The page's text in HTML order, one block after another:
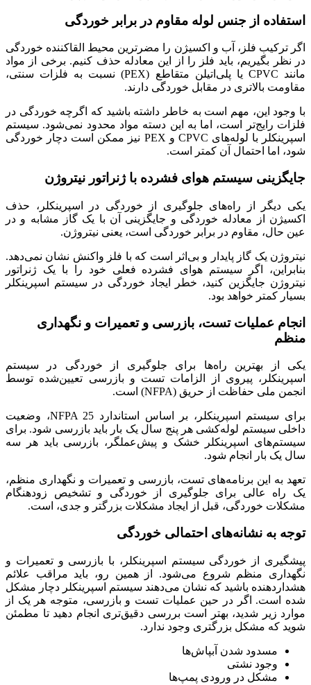
استفاده از جنس لوله مقاوم در برابر خوردگی
اگر ترکیب فلز، آب و اکسیژن را مضرترین محیط القاکننده خوردگی
در نظر بگیریم، باید فلز را از این معادله حذف کنیم. برخی از مواد
مانند CPVC یا پلی‌اتیلن متقاطع (PEX) نسبت به فلزات سنتی،
مقاومت بالاتری در مقابل خوردگی دارند.
با وجود این، مهم است به خاطر داشته باشید که اگرچه خوردگی در
فلزات رایج‌تر است، اما به این دسته مواد محدود نمی‌شود. سیستم
اسپرینکلر با لوله‌های CPVC و PEX نیز ممکن است دچار خوردگی
شود، اما احتمال آن کمتر است.
جایگزینی سیستم هوای فشرده با ژنراتور نیتروژن
یکی دیگر از راه‌های جلوگیری از خوردگی در اسپرینکلر، حذف
اکسیژن از معادله خور‌دگی و جایگزینی آن با یک گاز مشابه و در
عین حال، مقاوم در برابر خوردگی است، یعنی نیتروژن.
نیتروژن یک گاز پایدار و بی‌اثر است که با فلز واکنش نشان نمی‌دهد.
بنابراین، اگر سیستم هوای فشرده فعلی خود را با یک ژنراتور
نیتروژن جایگزین کنید، خطر ایجاد خوردگی در سیستم اسپرینکلر
بسیار کمتر خواهد بود.
انجام عملیات تست، بازرسی و تعمیرات و نگهداری
منظم
یکی از بهترین راه‌ها برای جلوگیری از خوردگی در سیستم
اسپرینکلر، پیروی از الزامات تست و بازرسی تعیین‌شده توسط
انجمن ملی حفاظت از حریق (NFPA) است.
برای سیستم اسپرینکلر، بر اساس استاندارد NFPA 25، وضعیت
داخلی سیستم لوله‌کشی هر پنج سال یک بار باید بازرسی شود. برای
سیستم‌های اسپرینکلر خشک و پیش‌عملگر، بازرسی باید هر سه
سال یک بار انجام شود.
تعهد به این برنامه‌های تست، بازرسی و تعمیرات و نگهداری منظم،
یک راه عالی برای جلوگیری از خور‌دگی و تشخیص زودهنگام
مشکلات خوردگی، قبل از ایجاد مشکلات بزرگتر و جدی، است.
توجه به نشانه‌های احتمالی خوردگی
پیشگیری از خوردگی سیستم اسپرینکلر، با بازرسی و تعمیرات و
نگهداری منظم شروع می‌شود. از همین رو، باید مراقب علائم
هشداردهنده باشید که نشان می‌دهند سیستم اسپرینکلر دچار مشکل
شده است. اگر در حین عملیات تست و بازرسی، متوجه هر یک از
موارد زیر شدید، بهتر است بررسی دقیق‌تری انجام دهید تا مطمئن
شوید که مشکل بزرگتری وجود ندارد.
مسدود شدن آبپاش‌ها
وجود نشتی
مشکل در ورودی پمپ‌ها